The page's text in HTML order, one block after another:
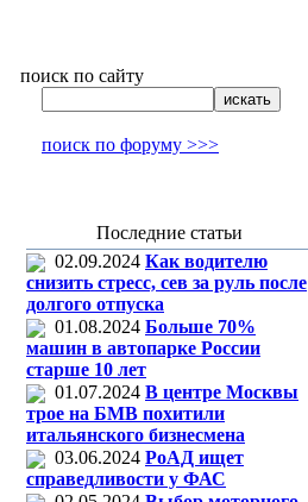
поиск по сайту
поиск по форуму >>>
Последние статьи
02.09.2024 Как водителю
снизить стресс, сев за руль после
долгого отпуска
01.08.2024 Больше 70%
машин в автопарке России
старше 10 лет
01.07.2024 В центре Москвы
трое на БМВ похитили
итальянского бизнесмена
03.06.2024 РоАД ищет
справедливости у ФАС